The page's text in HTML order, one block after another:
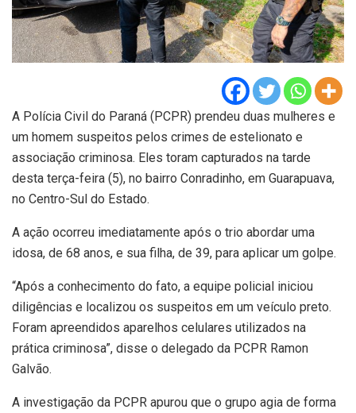
A Polícia Civil do Paraná (PCPR) prendeu duas mulheres e
um homem suspeitos pelos crimes de estelionato e
associação criminosa. Eles toram capturados na tarde
desta terça-feira (5), no bairro Conradinho, em Guarapuava,
no Centro-Sul do Estado.
A ação ocorreu imediatamente após o trio abordar uma
idosa, de 68 anos, e sua filha, de 39, para aplicar um golpe.
“Após a conhecimento do fato, a equipe policial iniciou
diligências e localizou os suspeitos em um veículo preto.
Foram apreendidos aparelhos celulares utilizados na
prática criminosa”, disse o delegado da PCPR Ramon
Galvão.
A investigação da PCPR apurou que o grupo agia de forma